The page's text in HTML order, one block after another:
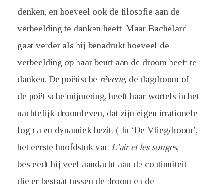
denken, en hoeveel ook de filosofie aan de
verbeelding te danken heeft. Maar Bachelard
gaat verder als hij benadrukt hoeveel de
verbeelding op haar beurt aan de droom heeft te
danken. De poëtische rêverie, de dagdroom of
de poëtische mijmering, heeft haar wortels in het
nachtelijk droomleven, dat zijn eigen irrationele
logica en dynamiek bezit. ( In ‘De Vliegdroom’,
het eerste hoofdstuk van L’air et les songes,
besteedt hij veel aandacht aan de continuïteit
die er bestaat tussen de droom en de